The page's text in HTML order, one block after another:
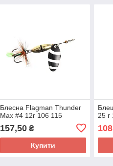
Блесна Flagman Thunder
Max #4 12г 106 115
157,50₴
Купити
25 г